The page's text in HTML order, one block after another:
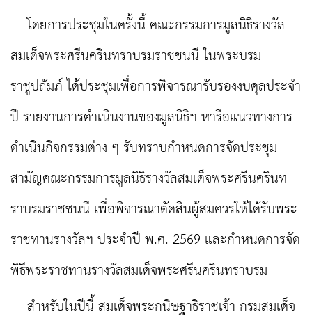
โดยการประชุมในครั้งนี้ คณะกรรมการมูลนิธิรางวัล
สมเด็จพระศรีนครินทราบรมราชชนนี ในพระบรม
ราชูปถัมภ์ ได้ประชุมเพื่อการพิจารณารับรองงบดุลประจำ
ปี รายงานการดำเนินงานของมูลนิธิฯ หารือแนวทางการ
ดำเนินกิจกรรมต่าง ๆ รับทราบกำหนดการจัดประชุม
สามัญคณะกรรมการมูลนิธิรางวัลสมเด็จพระศรีนครินท
ราบรมราชชนนี เพื่อพิจารณาตัดสินผู้สมควรให้ได้รับพระ
ราชทานรางวัลฯ ประจำปี พ.ศ. 2569 และกำหนดการจัด
พิธีพระราชทานรางวัลสมเด็จพระศรีนครินทราบรม
สำหรับในปีนี้ สมเด็จพระกนิษฐาธิราชเจ้า กรมสมเด็จ